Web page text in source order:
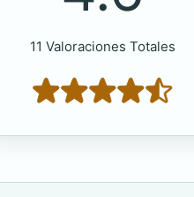
11 Valoraciones Totales